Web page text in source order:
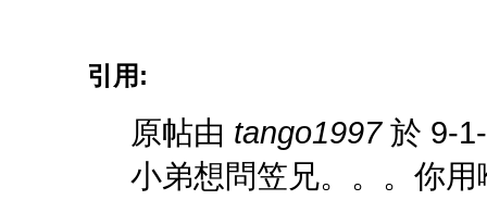
引用:
原帖由 tango1997於 9-
小弟想問笠兄。。。你